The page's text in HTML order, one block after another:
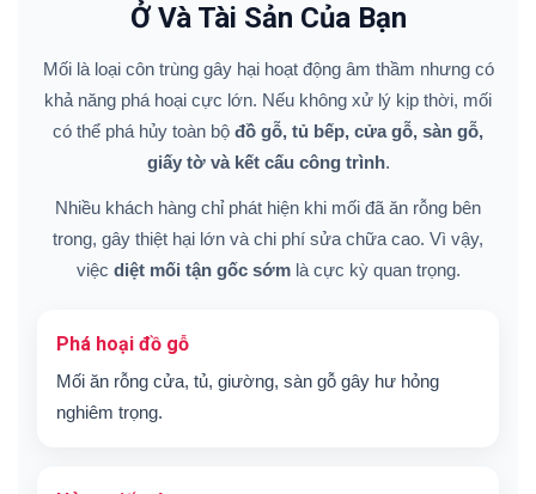
Ở Và Tài Sản Của Bạn
Mối là loại côn trùng gây hại hoạt động âm thầm nhưng có
khả năng phá hoại cực lớn. Nếu không xử lý kịp thời, mối
có thể phá hủy toàn bộ đồ gỗ, tủ bếp, cửa gỗ, sàn gỗ,
giấy tờ và kết cấu công trình.
Nhiều khách hàng chỉ phát hiện khi mối đã ăn rỗng bên
trong, gây thiệt hại lớn và chi phí sửa chữa cao. Vì vậy,
việc diệt mối tận gốc sớmlà cực kỳ quan trọng.
Phá hoại đồ gỗ
Mối ăn rỗng cửa, tủ, giường, sàn gỗ gây hư hỏng
nghiêm trọng.